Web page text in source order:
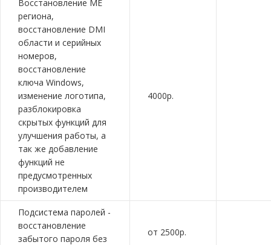
Восстановление ME
региона,
восстановление DMI
области и серийных
номеров,
восстановление
ключа Windows,
изменение логотипа,
разблокировка
скрытых функций для
улучшения работы, а
так же добавление
функций не
предусмотренных
производителем
4000р.
Подсистема паролей -
восстановление
забытого пароля без
от 2500р.